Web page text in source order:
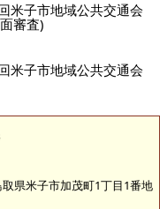
米子市地域公共交通会
審査)
米子市地域公共交通会
県米子市加茂町1丁目1番地